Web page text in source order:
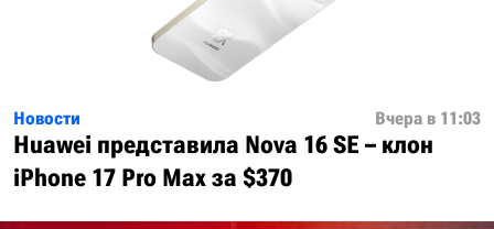
Новости Вчера в 11:03
Huawei представила Nova 16 SE – клон
iPhone 17 Pro Max за $370